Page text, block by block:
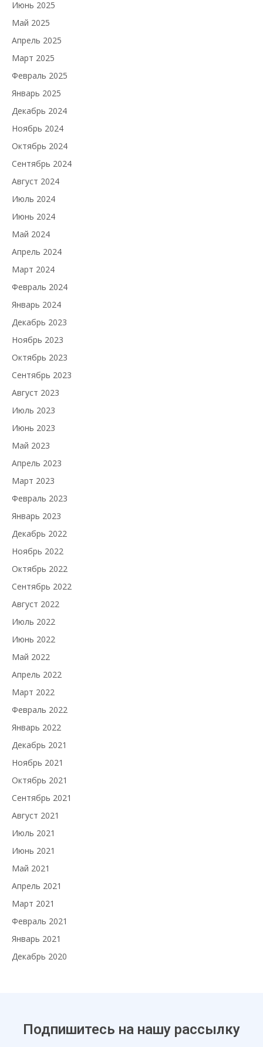
Июнь 2025
Май 2025
Апрель 2025
Март 2025
Февраль 2025
Январь 2025
Декабрь 2024
Ноябрь 2024
Октябрь 2024
Сентябрь 2024
Август 2024
Июль 2024
Июнь 2024
Май 2024
Апрель 2024
Март 2024
Февраль 2024
Январь 2024
Декабрь 2023
Ноябрь 2023
Октябрь 2023
Сентябрь 2023
Август 2023
Июль 2023
Июнь 2023
Май 2023
Апрель 2023
Март 2023
Февраль 2023
Январь 2023
Декабрь 2022
Ноябрь 2022
Октябрь 2022
Сентябрь 2022
Август 2022
Июль 2022
Июнь 2022
Май 2022
Апрель 2022
Март 2022
Февраль 2022
Январь 2022
Декабрь 2021
Ноябрь 2021
Октябрь 2021
Сентябрь 2021
Август 2021
Июль 2021
Июнь 2021
Май 2021
Апрель 2021
Март 2021
Февраль 2021
Январь 2021
Декабрь 2020
Подпишитесь на нашу рассылку